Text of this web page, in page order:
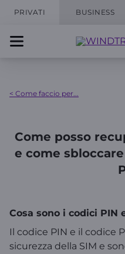
PRIVATI BUSINESS
< Come faccio per...
Come posso
e come
Cosa sono i codici PIN
Il codice PIN e il codice
sicurezza della SIM e